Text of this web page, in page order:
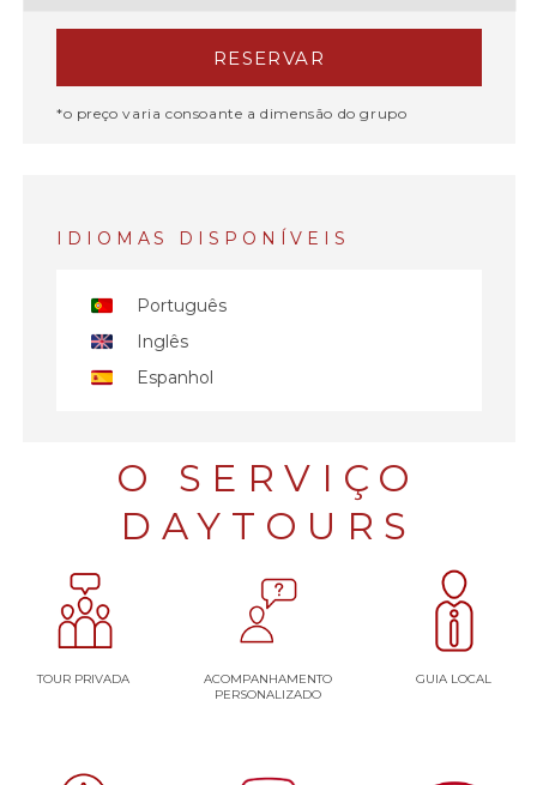
RESERVAR
*o preço varia consoante a dimensão do grupo
IDIOMAS DISPONÍVEIS
Português
Inglês
Espanhol
O SERVIÇO
DAYTOURS
TOUR PRIVADA
ACOMPANHAMENTO
PERSONALIZADO
GUIA LOCAL